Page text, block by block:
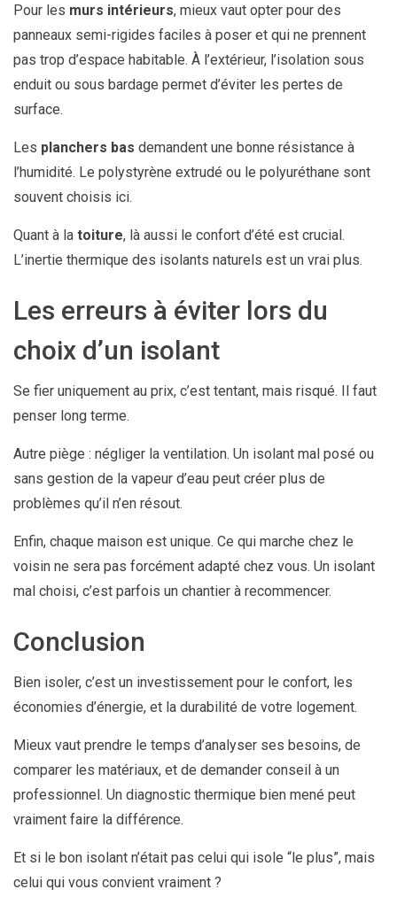
Pour les murs intérieurs, mieux vaut opter pour des
panneaux semi-rigides faciles à poser et qui ne prennent
pas trop d’espace habitable. À l’extérieur, l’isolation sous
enduit ou sous bardage permet d’éviter les pertes de
surface.
Les planchers bas demandent une bonne résistance à
l’humidité. Le polystyrène extrudé ou le polyuréthane sont
souvent choisis ici.
Quant à la toiture, là aussi le confort d’été est crucial.
L’inertie thermique des isolants naturels est un vrai plus.
Les erreurs à éviter lors du
choix d’un isolant
Se fier uniquement au prix, c’est tentant, mais risqué. Il faut
penser long terme.
Autre piège : négliger la ventilation. Un isolant mal posé ou
sans gestion de la vapeur d’eau peut créer plus de
problèmes qu’il n’en résout.
Enfin, chaque maison est unique. Ce qui marche chez le
voisin ne sera pas forcément adapté chez vous. Un isolant
mal choisi, c’est parfois un chantier à recommencer.
Conclusion
Bien isoler, c’est un investissement pour le confort, les
économies d’énergie, et la durabilité de votre logement.
Mieux vaut prendre le temps d’analyser ses besoins, de
comparer les matériaux, et de demander conseil à un
professionnel. Un diagnostic thermique bien mené peut
vraiment faire la différence.
Et si le bon isolant n’était pas celui qui isole “le plus”, mais
celui qui vous convient vraiment ?